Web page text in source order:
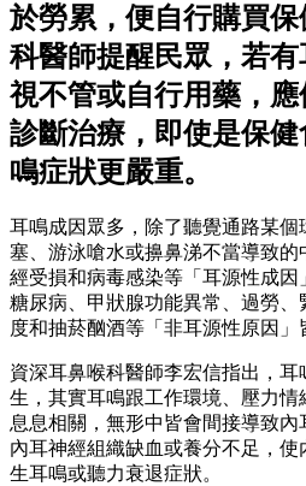
於勞累，便自行購買
科醫師提醒民眾，若
視不管或自行用藥，
診斷治療，即使是保
鳴症狀更嚴重。
耳鳴成因眾多，除了聽覺通路某
塞、游泳嗆水或擤鼻涕不當導致
經受損和病毒感染等「耳源性成因
糖尿病、甲狀腺功能異常、過勞
度和抽菸酗酒等「非耳源性原因」
資深耳鼻喉科醫師李宏信指出，
生，其實耳鳴跟工作環境、壓力
息息相關，無形中皆會間接導致
內耳神經組織缺血或養分不足，
生耳鳴或聽力衰退症狀。